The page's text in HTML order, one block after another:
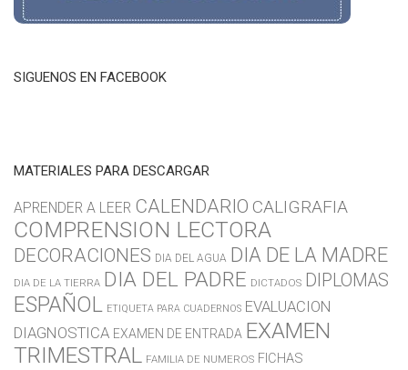
SIGUENOS EN FACEBOOK
MATERIALES PARA DESCARGAR
APRENDER A LEER CALENDARIO CALIGRAFIA
COMPRENSION LECTORA
DECORACIONES DIA DEL AGUA DIA DE LA MADRE
DIA DE LA TIERRA DIA DEL PADRE DICTADOS DIPLOMAS
ESPAÑOL ETIQUETA PARA CUADERNOS EVALUACION
DIAGNOSTICA EXAMEN DE ENTRADA EXAMEN
TRIMESTRAL FAMILIA DE NUMEROS FICHAS